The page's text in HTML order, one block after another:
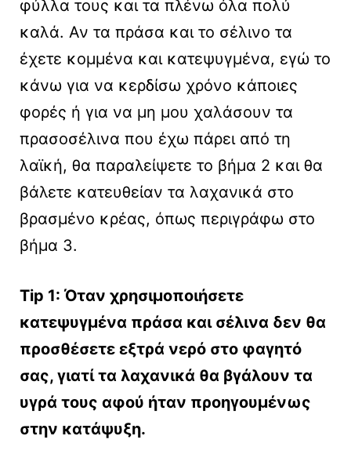
φύλλα τους και τα πλένω όλα πολύ
καλά. Αν τα πράσα και το σέλινο τα
έχετε κομμένα και κατεψυγμένα, εγώ το
κάνω για να κερδίσω χρόνο κάποιες
φορές ή για να μη μου χαλάσουν τα
πρασοσέλινα που έχω πάρει από τη
λαϊκή, θα παραλείψετε το βήμα 2 και θα
βάλετε κατευθείαν τα λαχανικά στο
βρασμένο κρέας, όπως περιγράφω στο
βήμα 3.
Tip 1: Όταν χρησιμοποιήσετε
κατεψυγμένα πράσα και σέλινα δεν θα
προσθέσετε εξτρά νερό στο φαγητό
σας, γιατί τα λαχανικά θα βγάλουν τα
υγρά τους αφού ήταν προηγουμένως
στην κατάψυξη.